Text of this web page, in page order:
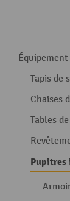
Tapis de
Chaises
Tables
Pupitres